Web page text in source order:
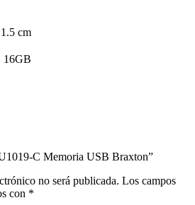
cm
16GB
C Memoria USB Braxton”
no será publicada. Los campos
con *